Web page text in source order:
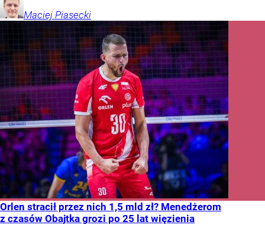
Maciej Piasecki
Orlen stracił przez nich 1,5 mld zł? Menedżerom
z czasów Obajtka grozi po 25 lat więzienia